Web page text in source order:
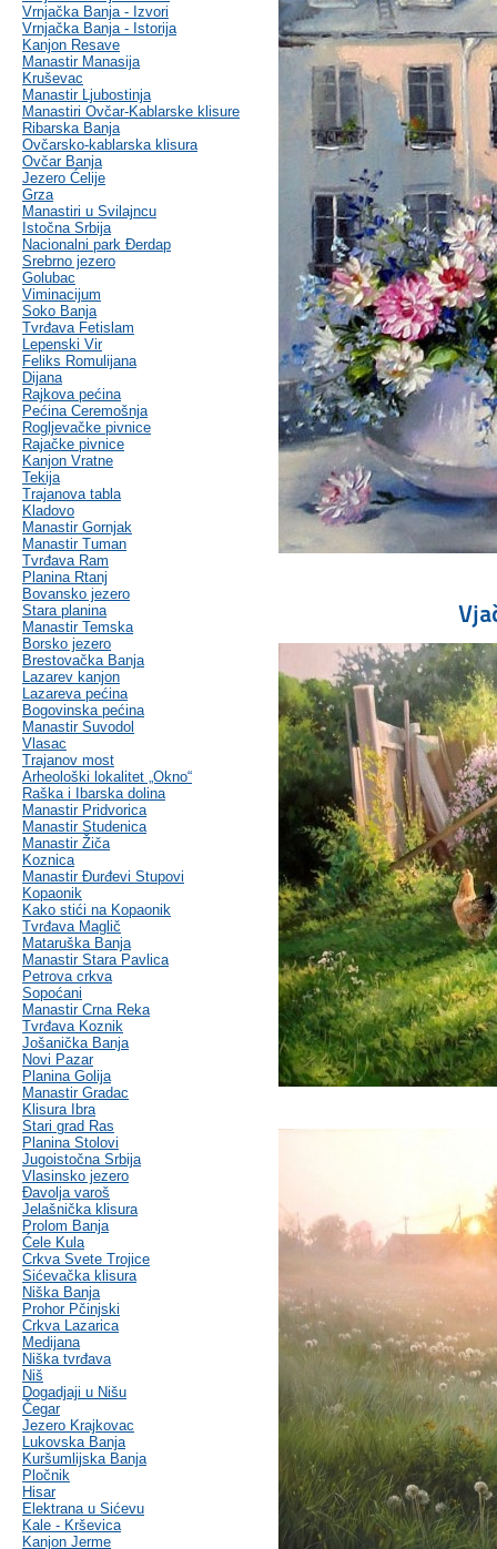
Vrnjačka Banja - Izvori
Vrnjačka Banja - Istorija
Kanjon Resave
Manastir Manasija
Kruševac
Manastir Ljubostinja
Manastiri Ovčar-Kablarske klisure
Ribarska Banja
Ovčarsko-kablarska klisura
Ovčar Banja
Jezero Ćelije
Grza
Manastiri u Svilajncu
Istočna Srbija
Nacionalni park Đerdap
Srebrno jezero
Golubac
Viminacijum
Soko Banja
Tvrđava Fetislam
Lepenski Vir
Feliks Romulijana
Dijana
Rajkova pećina
Pećina Ceremošnja
Rogljevačke pivnice
Rajačke pivnice
Kanjon Vratne
Tekija
Trajanova tabla
Kladovo
Manastir Gornjak
Manastir Tuman
Tvrđava Ram
Planina Rtanj
Bovansko jezero
Stara planina
Manastir Temska
Borsko jezero
Brestovačka Banja
Lazarev kanjon
Lazareva pećina
Bogovinska pećina
Manastir Suvodol
Vlasac
Trajanov most
Arheološki lokalitet „Okno“
Raška i Ibarska dolina
Manastir Pridvorica
Manastir Studenica
Manastir Žiča
Koznica
Manastir Đurđevi Stupovi
Kopaonik
Kako stići na Kopaonik
Tvrđava Maglič
Mataruška Banja
Manastir Stara Pavlica
Petrova crkva
Sopoćani
Manastir Crna Reka
Tvrđava Koznik
Jošanička Banja
Novi Pazar
Planina Golija
Manastir Gradac
Klisura Ibra
Stari grad Ras
Planina Stolovi
Jugoistočna Srbija
Vlasinsko jezero
Đavolja varoš
Jelašnička klisura
Prolom Banja
Ćele Kula
Crkva Svete Trojice
Sićevačka klisura
Niška Banja
Prohor Pčinjski
Crkva Lazarica
Medijana
Niška tvrđava
Niš
Dogadjaji u Nišu
Čegar
Jezero Krajkovac
Lukovska Banja
Kuršumlijska Banja
Pločnik
Hisar
Elektrana u Sićevu
Kale - Krševica
Kanjon Jerme